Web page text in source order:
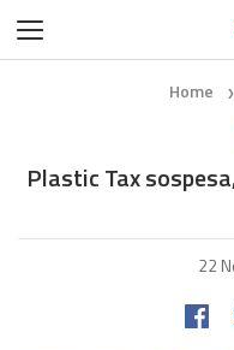
Home ❯
Plastic Tax
22